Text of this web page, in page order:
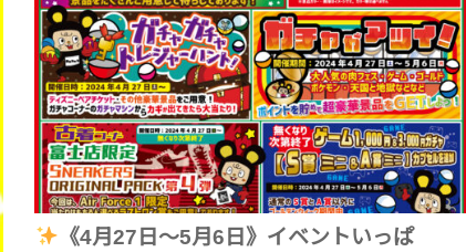
《4月27日～5月6日》イベントいっぱ